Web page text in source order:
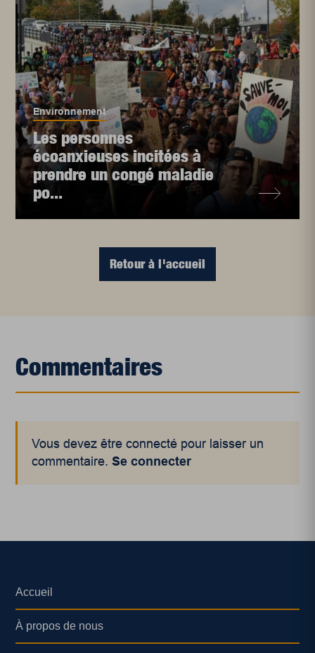
Environnement
Les personnes
écoanxieuses incitées à
prendre un congé maladie
po...
Retour à l'accueil
Commentaires
Vous devez être connecté pour laisser un
commentaire.Se connecter
Accueil
À propos de nous